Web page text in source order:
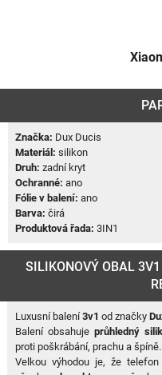
Značka: Dux Ducis
Materiál: silikon
Druh: zadní kryt
Ochranné: ano
Fólie v balení: ano
Barva: čirá
Produktová řada: 3IN1
SILIKONOVÝ OBAL
Luxusní balení3v1 od značky
Balení obsahujeprůhledný
proti poškrábání, prachu a špíně.
Velkou výhodou je, že